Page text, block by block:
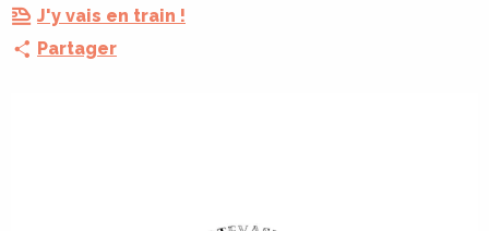
J'y vais en train !
Partager